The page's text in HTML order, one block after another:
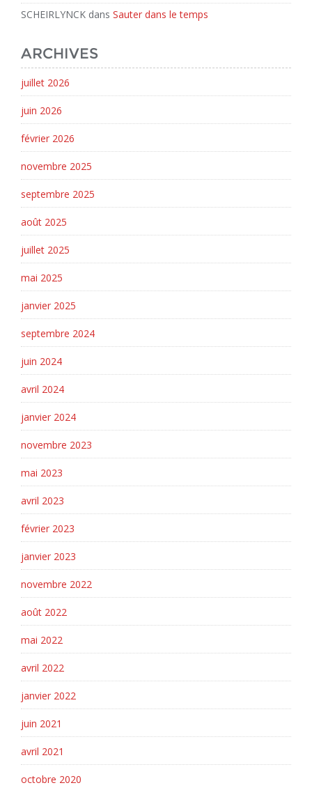
SCHEIRLYNCK dans Sauter dans le temps
ARCHIVES
juillet 2026
juin 2026
février 2026
novembre 2025
septembre 2025
août 2025
juillet 2025
mai 2025
janvier 2025
septembre 2024
juin 2024
avril 2024
janvier 2024
novembre 2023
mai 2023
avril 2023
février 2023
janvier 2023
novembre 2022
août 2022
mai 2022
avril 2022
janvier 2022
juin 2021
avril 2021
octobre 2020